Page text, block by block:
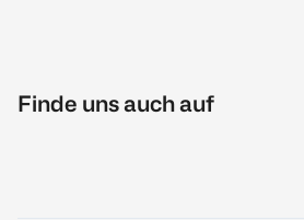
Finde uns auch auf